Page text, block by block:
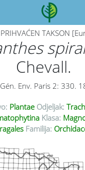
PRIHVAĆEN TAKSON
Chevall.
Env. Paris 2: 330.
Plantae Odjeljak:
Klasa:
Familija: